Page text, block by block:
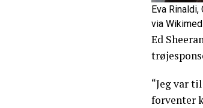
Eva Rinaldi,
via
Ed
“Jeg var
forventer